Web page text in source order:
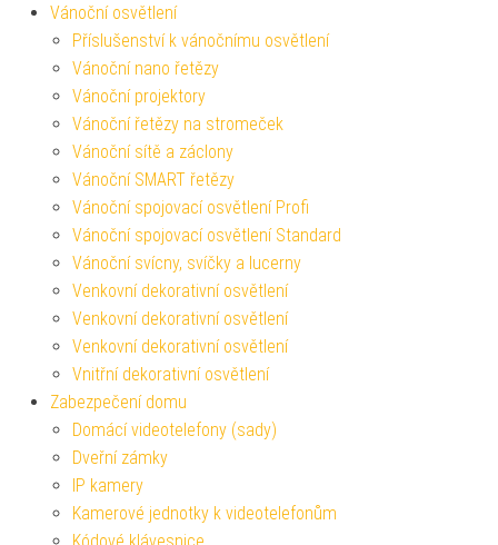
Vánoční osvětlení
Příslušenství k vánočnímu osvětlení
Vánoční nano řetězy
Vánoční projektory
Vánoční řetězy na stromeček
Vánoční sítě a záclony
Vánoční SMART řetězy
Vánoční spojovací osvětlení Profi
Vánoční spojovací osvětlení Standard
Vánoční svícny, svíčky a lucerny
Venkovní dekorativní osvětlení
Venkovní dekorativní osvětlení
Venkovní dekorativní osvětlení
Vnitřní dekorativní osvětlení
Zabezpečení domu
Domácí videotelefony (sady)
Dveřní zámky
IP kamery
Kamerové jednotky k videotelefonům